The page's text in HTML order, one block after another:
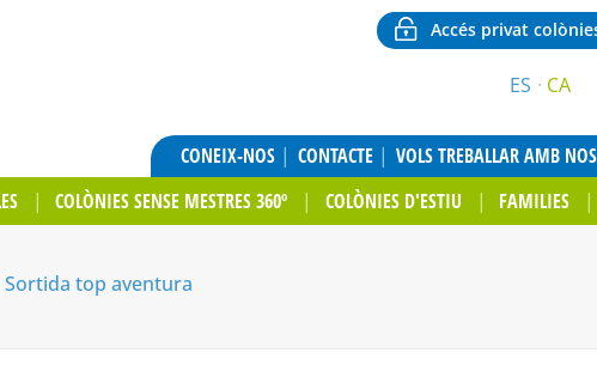
Accés privat
ES CA
CONEIX-NOS CONTACTE VOLS TREBALLAR AMB
COLÒNIES SENSE MESTRES 360º COLÒNIES D'ESTIU FAMILIES
Sortida top aventura